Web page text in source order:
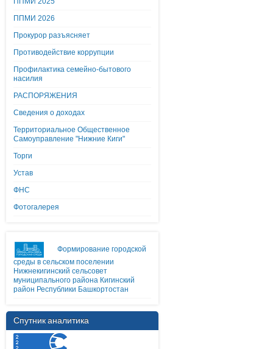
ППМИ 2026
Прокурор разъясняет
Противодействие коррупции
Профилактика семейно-бытового
насилия
РАСПОРЯЖЕНИЯ
Сведения о доходах
Территориальное Общественное
Самоуправление "Нижние Киги"
Торги
Устав
ФНС
Фотогалерея
Формирование городской
среды в сельском поселении
Нижнекигинский сельсовет
муниципального района Кигинский
район Республики Башкортостан
Спутник аналитика